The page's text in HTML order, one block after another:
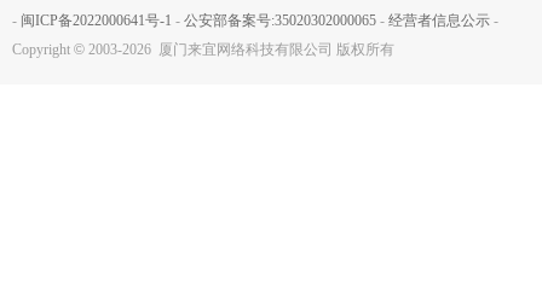
- 闽ICP备2022000641号-1 - 公安部备案号:35020302000065 - 经营者信息公示 -
Copyright © 2003-2026 厦门来宜网络科技有限公司 版权所有